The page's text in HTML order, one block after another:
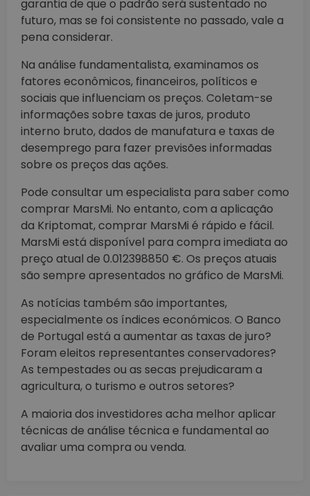
garantia de que o padrão será sustentado no
futuro, mas se foi consistente no passado, vale a
pena considerar.
Na análise fundamentalista, examinamos os
fatores econômicos, financeiros, políticos e
sociais que influenciam os preços. Coletam-se
informações sobre taxas de juros, produto
interno bruto, dados de manufatura e taxas de
desemprego para fazer previsões informadas
sobre os preços das ações.
Pode consultar um especialista para saber como
comprar MarsMi. No entanto, com a aplicação
da Kriptomat, comprar MarsMi é rápido e fácil.
MarsMi está disponível para compra imediata ao
preço atual de 0.012398850 €. Os preços atuais
são sempre apresentados no gráfico de MarsMi.
As notícias também são importantes,
especialmente os índices económicos. O Banco
de Portugal está a aumentar as taxas de juro?
Foram eleitos representantes conservadores?
As tempestades ou as secas prejudicaram a
agricultura, o turismo e outros setores?
A maioria dos investidores acha melhor aplicar
técnicas de análise técnica e fundamental ao
avaliar uma compra ou venda.